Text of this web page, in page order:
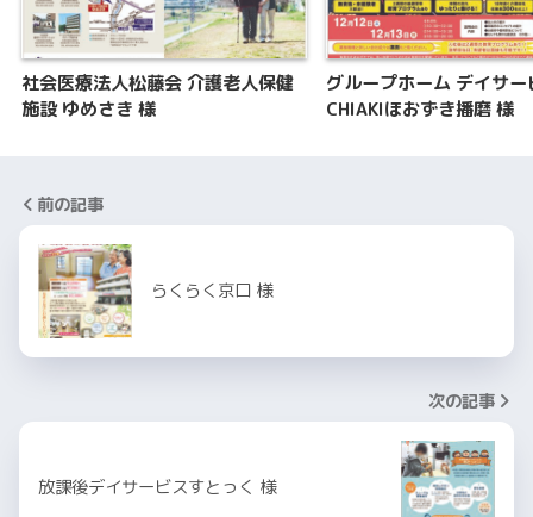
社会医療法人松藤会 介護老人保健
施設 ゆめさき 様
グループホーム デイサー
CHIAKIほおずき播磨 様
前の記事
らくらく京口 様
次の記事
放課後デイサービスすとっく 様